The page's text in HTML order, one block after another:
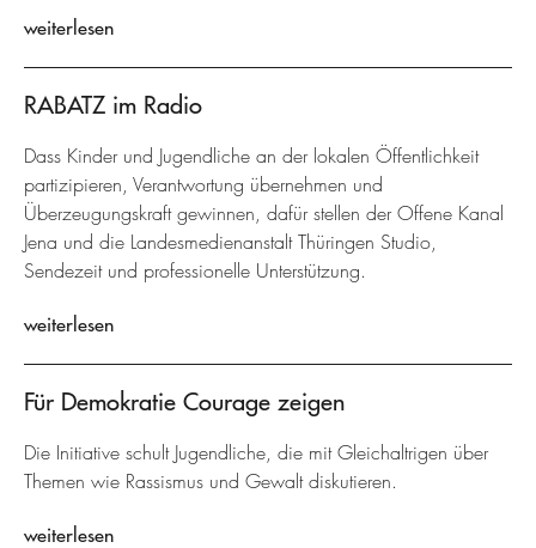
weiterlesen
RABATZ im Radio
Dass Kinder und Jugendliche an der lokalen Öffentlichkeit
partizipieren, Verantwortung übernehmen und
Überzeugungskraft gewinnen, dafür stellen der Offene Kanal
Jena und die Landesmedienanstalt Thüringen Studio,
Sendezeit und professionelle Unterstützung.
weiterlesen
Für Demokratie Courage zeigen
Die Initiative schult Jugendliche, die mit Gleichaltrigen über
Themen wie Rassismus und Gewalt diskutieren.
weiterlesen